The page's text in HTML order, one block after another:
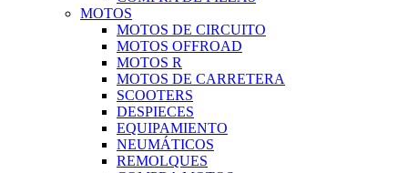
MOTOS
MOTOS DE CIRCUITO
MOTOS OFFROAD
MOTOS R
MOTOS DE CARRETERA
SCOOTERS
DESPIECES
EQUIPAMIENTO
NEUMÁTICOS
REMOLQUES